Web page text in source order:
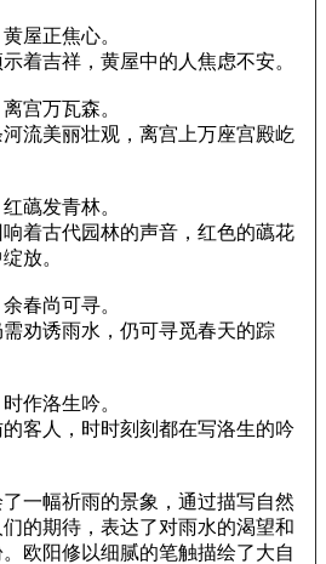
屋正焦心。
着吉祥，黄屋中的人焦虑不安。
宫万瓦森。
流美丽壮观，离宫上万座宫殿屹
蘤发青林。
着古代园林的声音，红色的蘤花
放。
春尚可寻。
劝诱雨水，仍可寻觅春天的踪
作洛生吟。
客人，时时刻刻都在写洛生的吟
一幅祈雨的景象，通过描写自然
的期待，表达了对雨水的渴望和
欧阳修以细腻的笔触描绘了大自